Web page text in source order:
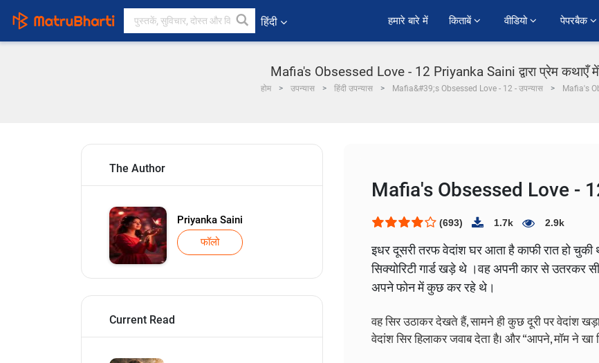
हिंदी हमारे बारे में किताबें वीडियो पेपरबैक
Mafia's Obsessed Love - 12 Priyanka Saini द्वारा प्रेम कथाएँ में
होम उपन्यास हिंदी उपन्यास Mafia&#39;s Obsessed Love - 12 - उपन्यास Mafia's
The Author
Priyanka Saini
फॉलो
Current Read
Mafia's Obsessed Love -
(693) 1.7k 2.9k
इधर दूसरी तरफ वेदांश घर आता है काफी रात हो चुकी
सिक्योरिटी गार्ड खड़े थे ।वह अपनी कार से उतरकर
अपने फोन में कुछ कर रहे थे।
वह सिर उठाकर देखते हैं, सामने ही कुछ दूरी पर वेदांश खड़ा
वेदांश सिर हिलाकर जवाब देता है। और “आपने, मॉम ने खा